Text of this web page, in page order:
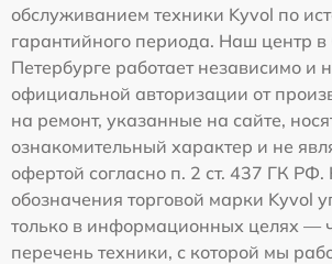
обслуживанием техники Kyvol по
гарантийного периода. Наш центр в
Петербурге работает независимо и
официальной авторизации от
на ремонт, указанные на сайте,
ознакомительный характер и не
офертой согласно п. 2 ст. 437 ГК
обозначения торговой марки Kyvol
только в информационных целях —
перечень техники, с которой мы